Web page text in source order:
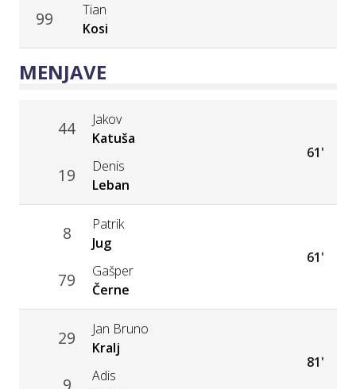
99
Tian
Kosi
MENJAVE
44
Jakov
Katuša
19
Denis
Leban
61'
8
Patrik
Jug
79
Gašper
Černe
61'
29
Jan Bruno
Kralj
Adis
81'